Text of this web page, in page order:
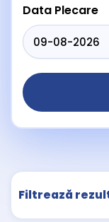
Data Plecare
Filtrează